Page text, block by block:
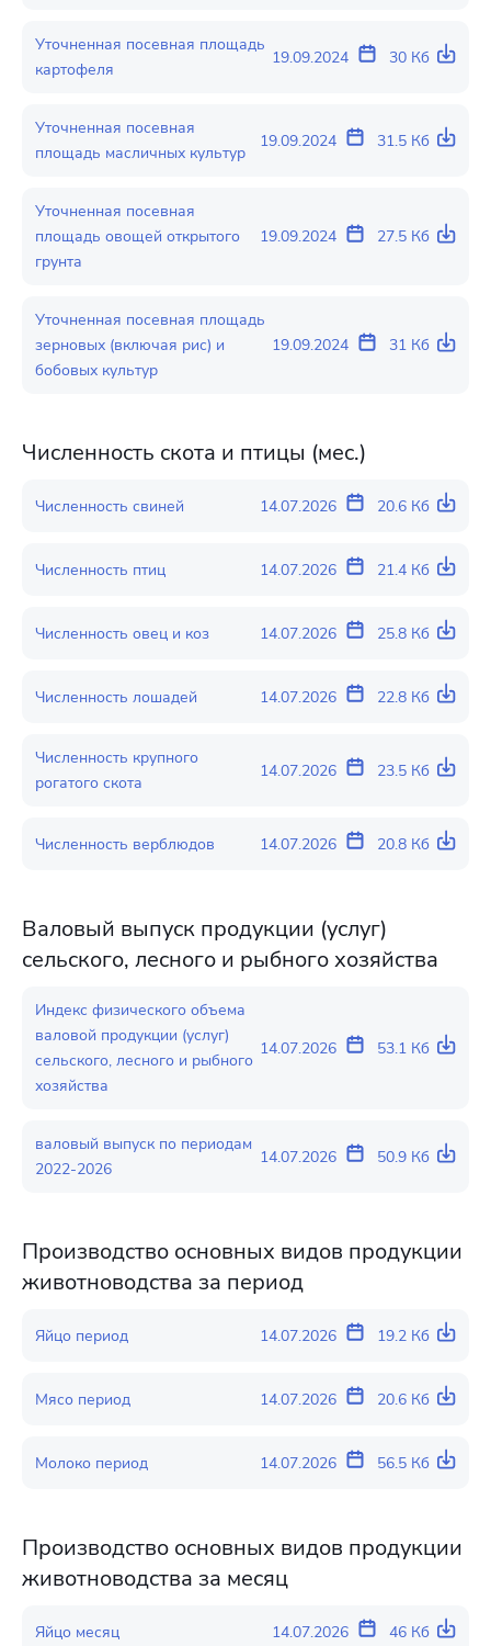
Уточненная посевная площадь
картофеля
19.09.2024 30 Кб
Уточненная посевная
площадь масличных культур
19.09.2024 31.5 Кб
Уточненная посевная
площадь овощей открытого
грунта
19.09.2024 27.5 Кб
Уточненная посевная площадь
зерновых (включая рис) и
бобовых культур
19.09.2024 31 Кб
Численность скота и птицы (мес.)
Численность свиней 14.07.2026 20.6 Кб
Численность птиц 14.07.2026 21.4 Кб
Численность овец и коз 14.07.2026 25.8 Кб
Численность лошадей 14.07.2026 22.8 Кб
Численность крупного
рогатого скота
14.07.2026 23.5 Кб
Численность верблюдов 14.07.2026 20.8 Кб
Валовый выпуск продукции (услуг)
сельского, лесного и рыбного хозяйства
Индекс физического объема
валовой продукции (услуг)
сельского, лесного и рыбного
хозяйства
14.07.2026 53.1 Кб
валовый выпуск по периодам
2022-2026
14.07.2026 50.9 Кб
Производство основных видов продукции
животноводства за период
Яйцо период 14.07.2026 19.2 Кб
Мясо период 14.07.2026 20.6 Кб
Молоко период 14.07.2026 56.5 Кб
Производство основных видов продукции
животноводства за месяц
Яйцо месяц 14.07.2026 46 Кб